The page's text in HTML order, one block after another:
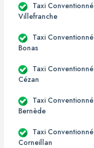
Taxi Conventionné
Villefranche
Taxi Conventionné
Bonas
Taxi Conventionné
Cézan
Taxi Conventionné
Bernède
Taxi Conventionné
Corneillan